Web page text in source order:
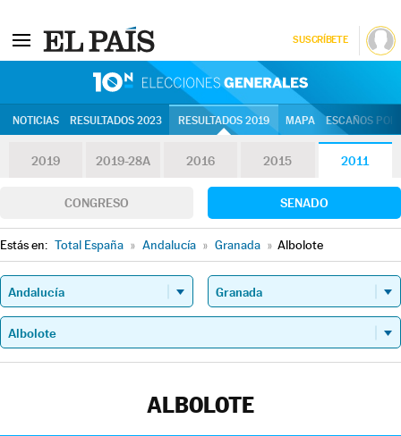
SUSCRÍBETE
NOTICIAS RESULTADOS 2023 RESULTADOS 2019 MAPA ESCAÑOS
2019 2019-28A 2016 2015 2011
CONGRESO SENADO
Estás en: Total España » Andalucía » Granada » Albolote
ALBOLOTE